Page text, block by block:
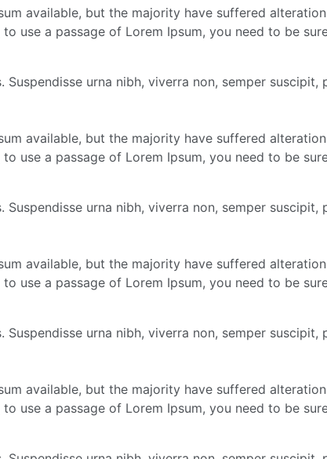
available, but the majority have suffered
use a passage of Lorem Ipsum, you need to be
urna nibh, viverra non, semper suscipit,
available, but the majority have suffered
use a passage of Lorem Ipsum, you need to be
urna nibh, viverra non, semper suscipit,
available, but the majority have suffered
use a passage of Lorem Ipsum, you need to be
urna nibh, viverra non, semper suscipit,
available, but the majority have suffered
use a passage of Lorem Ipsum, you need to be